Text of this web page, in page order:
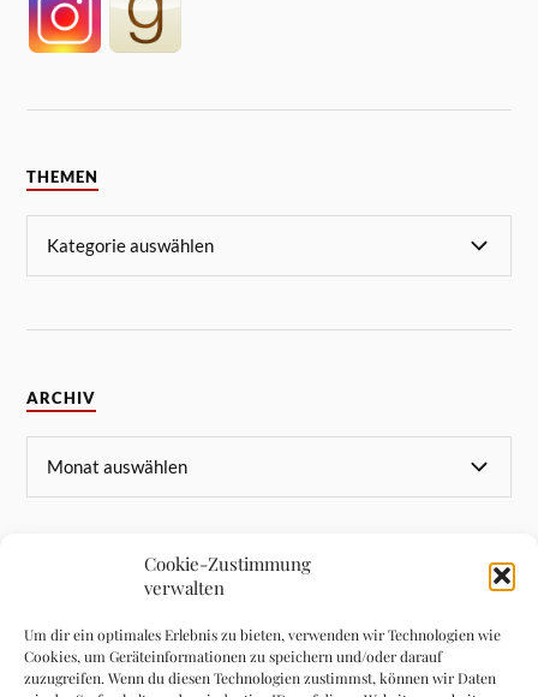
Cookie-Zustimmung
verwalten
Um dir ein optimales Erlebnis zu bieten, verwenden wir Technologien wie
Cookies, um Geräteinformationen zu speichern und/oder darauf
zuzugreifen. Wenn du diesen Technologien zustimmst, können wir Daten
THEMEN
ARCHIV
Anmelden